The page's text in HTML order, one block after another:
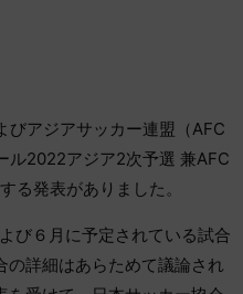
アジアサッカー連盟（AFC
ル2022アジア2次予選 兼AFC
る発表がありました。
び６月に予定されている試合
の詳細はあらためて議論され